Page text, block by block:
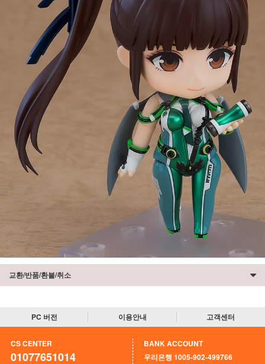
교환/반품/환불/취소
PC 버전 이용안내 고객센터
CS CENTER
01077651014
BANK ACCOUNT
우리은행 1005-902-499766